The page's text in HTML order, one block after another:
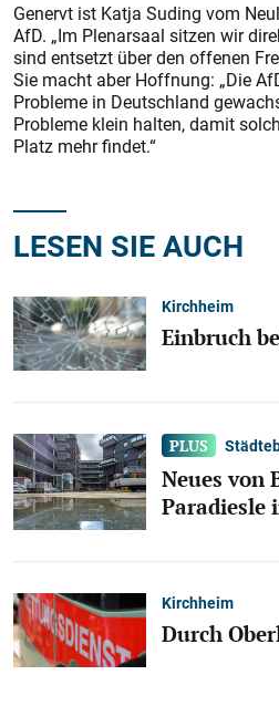
Genervt ist Katja Suding vom
AfD. „Im Plenarsaal sitzen wir
sind entsetzt über den offenen
Sie macht aber Hoffnung: „Die
Probleme in Deutschland
Probleme klein halten, damit
Platz mehr findet.“
LESEN SIE AUCH
Kirchheim
Einbruch
Neues von
Paradiesle
Kirchheim
Durch